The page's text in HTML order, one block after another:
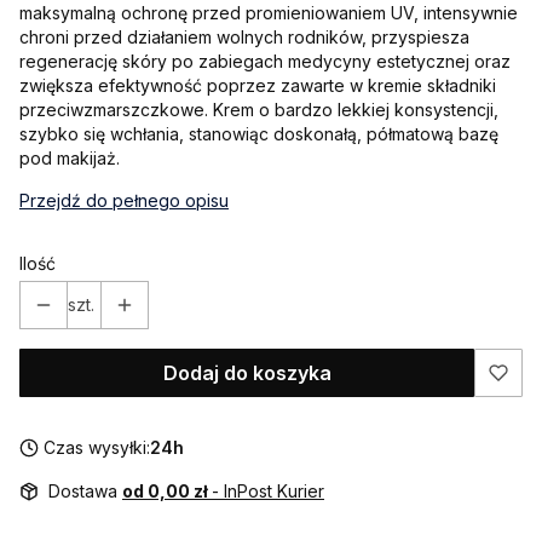
maksymalną ochronę przed promieniowaniem UV, intensywnie
chroni przed działaniem wolnych rodników, przyspiesza
regenerację skóry po zabiegach medycyny estetycznej oraz
zwiększa efektywność poprzez zawarte w kremie składniki
przeciwzmarszczkowe. Krem o bardzo lekkiej konsystencji,
szybko się wchłania, stanowiąc doskonałą, półmatową bazę
pod makijaż.
Przejdź do pełnego opisu
Ilość
szt.
Dodaj do koszyka
Czas wysyłki:24h
Dostawa od 0,00 zł - InPost Kurier